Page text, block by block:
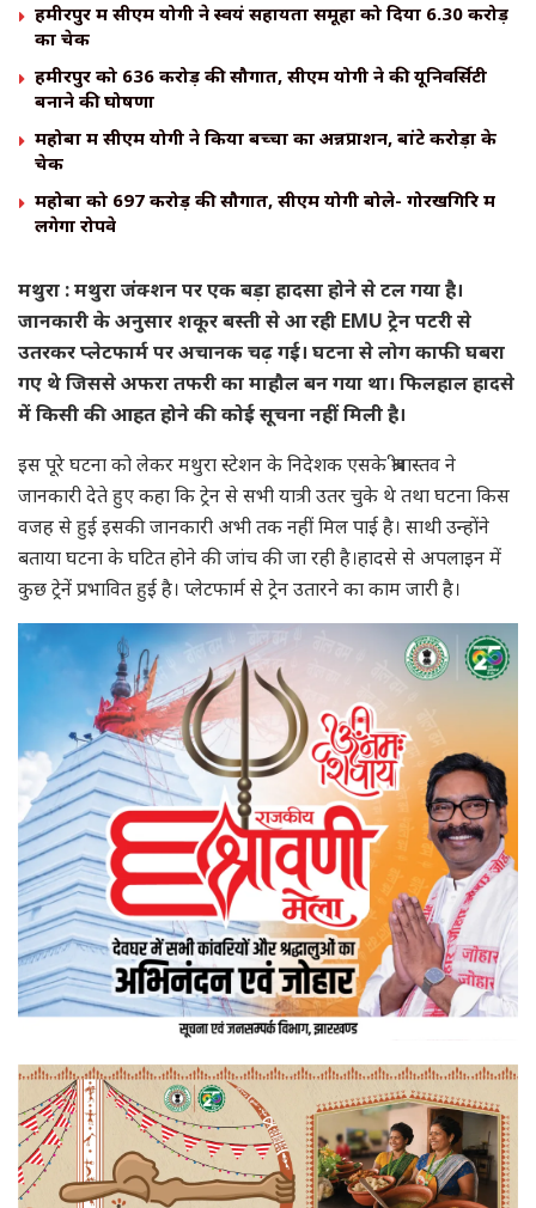
हमीरपुर में सीएम योगी ने स्वयं सहायता समूहों को दिया ₹6.30 करोड़
का चेक
हमीरपुर को ₹636 करोड़ की सौगात, सीएम योगी ने की यूनिवर्सिटी
बनाने की घोषणा
महोबा में सीएम योगी ने किया बच्चों का अन्नप्राशन, बांटे करोड़ों के
चेक
महोबा को ₹697 करोड़ की सौगात, सीएम योगी बोले- गोरखगिरि में
लगेगा रोपवे
मथुरा : मथुरा जंक्शन पर एक बड़ा हादसा होने से टल गया है।
जानकारी के अनुसार शकूर बस्ती से आ रही EMU ट्रेन पटरी से
उतरकर प्लेटफार्म पर अचानक चढ़ गई। घटना से लोग काफी घबरा
गए थे जिससे अफरा तफरी का माहौल बन गया था। फिलहाल हादसे
में किसी की आहत होने की कोई सूचना नहीं मिली है।
इस पूरे घटना को लेकर मथुरा स्टेशन के निदेशक एसके श्रीवास्तव ने
जानकारी देते हुए कहा कि ट्रेन से सभी यात्री उतर चुके थे तथा घटना किस
वजह से हुई इसकी जानकारी अभी तक नहीं मिल पाई है। साथी उन्होंने
बताया घटना के घटित होने की जांच की जा रही है।हादसे से अपलाइन में
कुछ ट्रेनें प्रभावित हुई है। प्लेटफार्म से ट्रेन उतारने का काम जारी है।